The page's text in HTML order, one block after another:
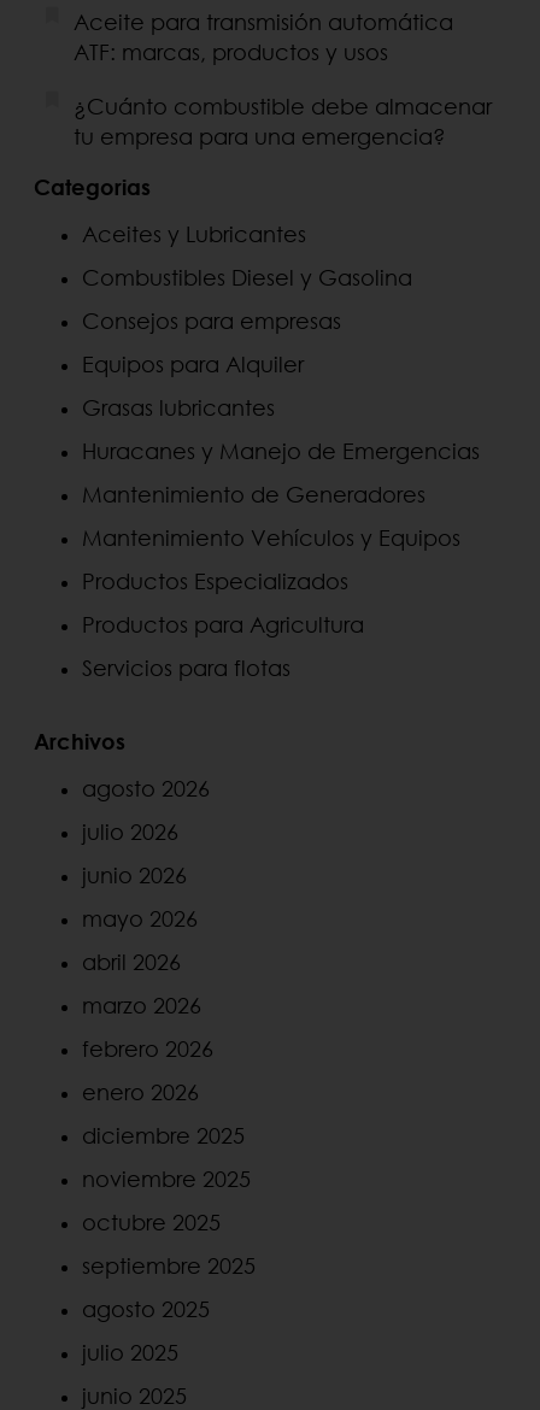
Aceite para transmisión automática
ATF: marcas, productos y usos
¿Cuánto combustible debe almacenar
tu empresa para una emergencia?
Categorias
Aceites y Lubricantes
Combustibles Diesel y Gasolina
Consejos para empresas
Equipos para Alquiler
Grasas lubricantes
Huracanes y Manejo de Emergencias
Mantenimiento de Generadores
Mantenimiento Vehículos y Equipos
Productos Especializados
Productos para Agricultura
Servicios para flotas
Archivos
agosto 2026
julio 2026
junio 2026
mayo 2026
abril 2026
marzo 2026
febrero 2026
enero 2026
diciembre 2025
noviembre 2025
octubre 2025
septiembre 2025
agosto 2025
julio 2025
junio 2025